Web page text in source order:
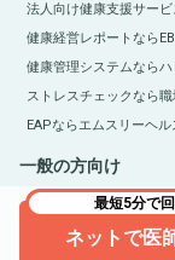
最短5分で
ネットで医
法人向け健康支援サー
健康経営レポートなら
健康管理システムなら
ストレスチェックなら
EAPならエムスリーヘ
一般の方向け
医療総合サイトQLife（
Copyright